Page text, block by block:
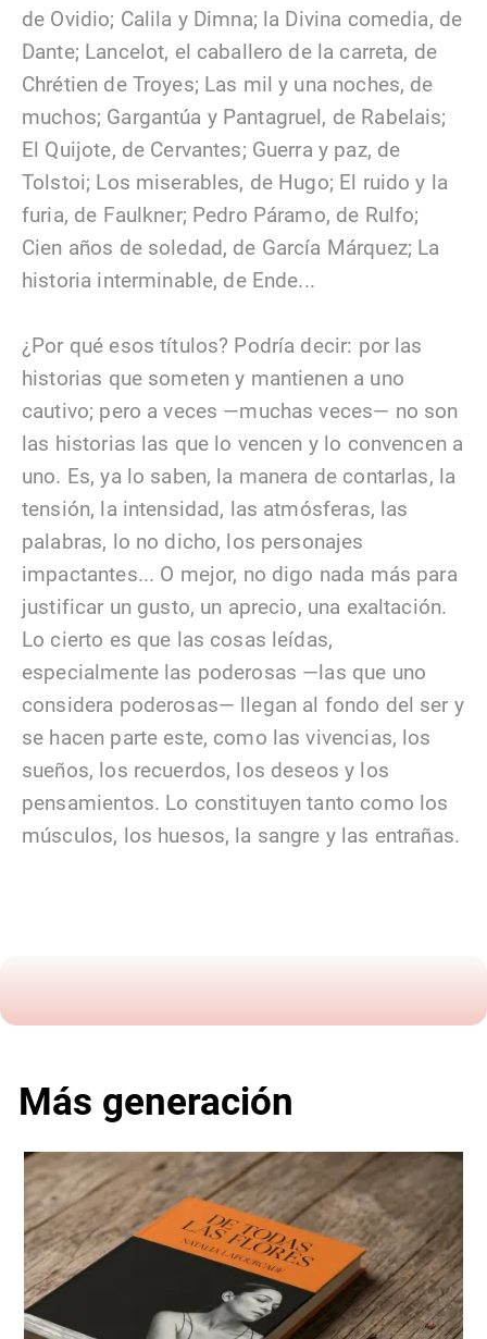
de Ovidio; Calila y Dimna; la Divina comedia, de
Dante; Lancelot, el caballero de la carreta, de
Chrétien de Troyes; Las mil y una noches, de
muchos; Gargantúa y Pantagruel, de Rabelais;
El Quijote, de Cervantes; Guerra y paz, de
Tolstoi; Los miserables, de Hugo; El ruido y la
furia, de Faulkner; Pedro Páramo, de Rulfo;
Cien años de soledad, de García Márquez; La
historia interminable, de Ende...
¿Por qué esos títulos? Podría decir: por las
historias que someten y mantienen a uno
cautivo; pero a veces —muchas veces— no son
las historias las que lo vencen y lo convencen a
uno. Es, ya lo saben, la manera de contarlas, la
tensión, la intensidad, las atmósferas, las
palabras, lo no dicho, los personajes
impactantes... O mejor, no digo nada más para
justificar un gusto, un aprecio, una exaltación.
Lo cierto es que las cosas leídas,
especialmente las poderosas —las que uno
considera poderosas— llegan al fondo del ser y
se hacen parte este, como las vivencias, los
sueños, los recuerdos, los deseos y los
pensamientos. Lo constituyen tanto como los
músculos, los huesos, la sangre y las entrañas.
Más generación